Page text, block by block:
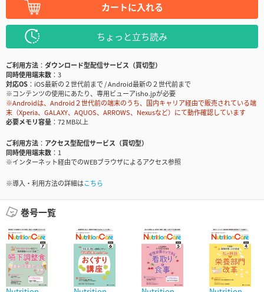
カートに入れる
ちょっと立ち読み
ご利用方法
ダウンロード型配信サービス（買切型）
同時使用端末数
3
対応OS
iOS最新の２世代前まで / Android最新の２世代前まで
※コンテンツの使用にあたり、専用ビューアisho.jpが必要
※Androidは、Android２世代前の端末のうち、国内キャリア経由で販売されている端
末（Xperia、GALAXY、AQUOS、ARROWS、Nexusなど）にて動作確認しています
必要メモリ容量
72 MB以上
ご利用方法
アクセス型配信サービス（買切型）
同時使用端末数
1
※インターネット経由でのWEBブラウザによるアクセス参照
※導入・利用方法の詳細はこちら
巻号一覧